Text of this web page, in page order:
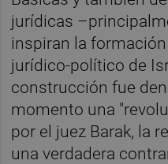
jurídicas
inspiran la
jurídico-político de
construcción fue
momento una
por el juez Barak, la
una verdadera